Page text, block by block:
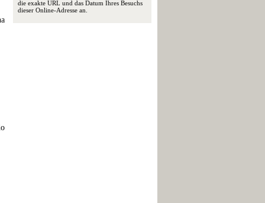
die exakte URL und das Datum Ihres Besuchs
dieser Online-Adresse an.